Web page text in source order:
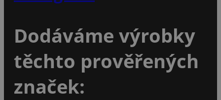
Dodáváme výrobky
těchto prověřených
značek: